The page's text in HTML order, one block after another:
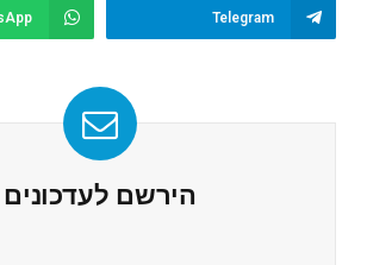
Telegram
הירשם לעדכונים